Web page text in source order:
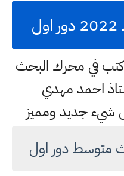
في محرك البحث
احمد مهدي
جديد ومميز
متوسط دور اول